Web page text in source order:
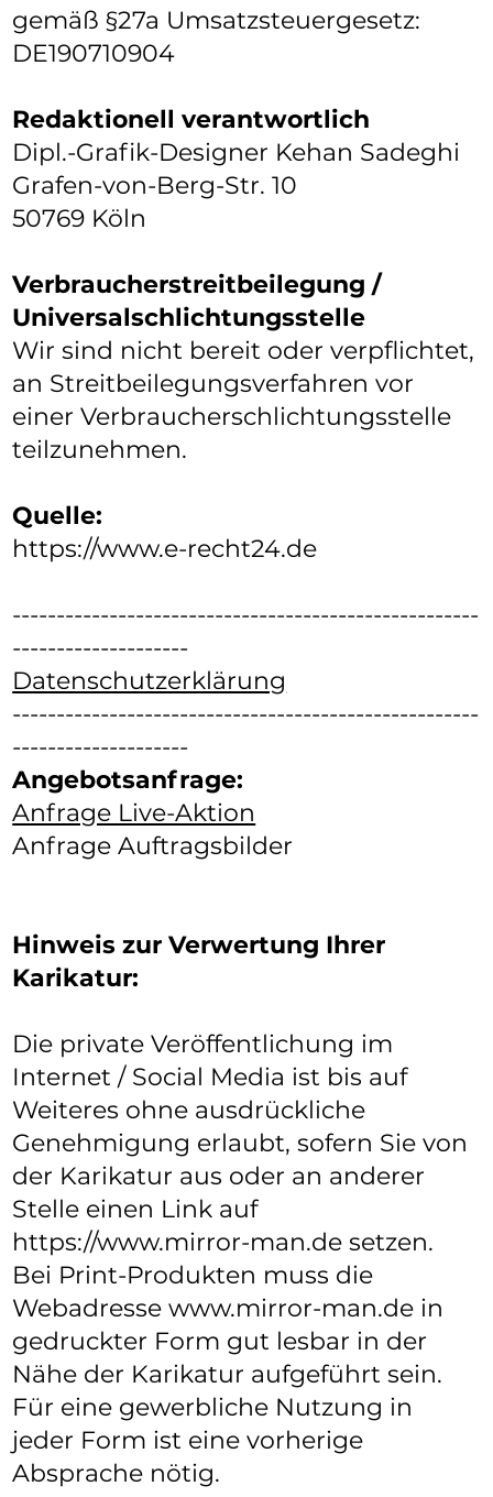
gemäß §27a Umsatzsteuergesetz:
DE190710904
Redaktionell verantwortlich
Dipl.-Grafik-Designer Kehan Sadeghi
Grafen-von-Berg-Str. 10
50769 Köln
Verbraucherstreitbeilegung /
Universalschlichtungsstelle
Wir sind nicht bereit oder verpflichtet,
an Streitbeilegungsverfahren vor
einer Verbraucherschlichtungsstelle
teilzunehmen.
Quelle:
https://www.e-recht24.de
-----------------------------------------------------
--------------------
Datenschutzerklärung
-----------------------------------------------------
--------------------
Angebotsanfrage:
Anfrage Live-Aktion
Anfrage Auftragsbilder
Hinweis zur Verwertung Ihrer
Karikatur:
Die private Veröffentlichung im
Internet / Social Media ist bis auf
Weiteres ohne ausdrückliche
Genehmigung erlaubt, sofern Sie von
der Karikatur aus oder an anderer
Stelle einen Link auf
https://www.mirror-man.de setzen.
Bei Print-Produkten muss die
Webadressewww.mirror-man.de in
gedruckter Form gut lesbar in der
Nähe der Karikatur aufgeführt sein.
Für eine gewerbliche Nutzung in
jeder Form ist eine vorherige
Absprache nötig.